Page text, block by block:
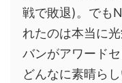
戦で敗退)。でも
れたのは本当に
バンがアワード
どんなに素晴ら